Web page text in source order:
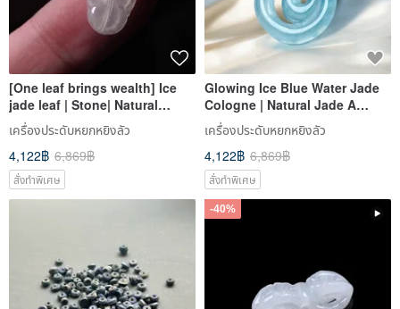
[One leaf brings wealth] Ice
jade leaf | Stone| Natural
Burmese A-grade jade | Gift
เครื่องประดับหยกหยิงลัว
4,122฿ 6,869฿
สั่งทำพิเศษ
Glowing Ice Blue Water Jade
Cologne | Natural Jade A
Grade | Gift
เครื่องประดับหยกหยิงลัว
4,122฿ 6,869฿
สั่งทำพิเศษ
-40%